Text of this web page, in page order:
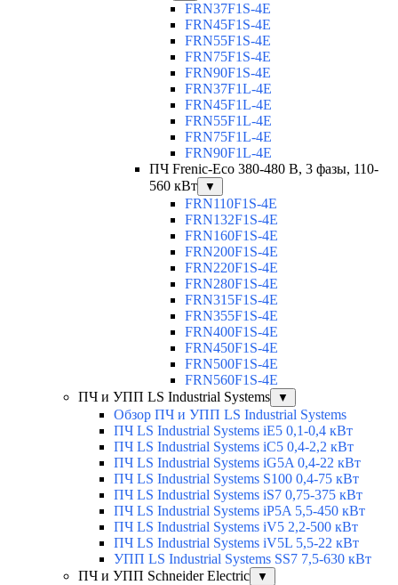
FRN37F1S-4E
FRN45F1S-4E
FRN55F1S-4E
FRN75F1S-4E
FRN90F1S-4E
FRN37F1L-4E
FRN45F1L-4E
FRN55F1L-4E
FRN75F1L-4E
FRN90F1L-4E
ПЧ Frenic-Eco 380-480 В, 3 фазы, 110-
560 кВт
▼
FRN110F1S-4E
FRN132F1S-4E
FRN160F1S-4E
FRN200F1S-4E
FRN220F1S-4E
FRN280F1S-4E
FRN315F1S-4E
FRN355F1S-4E
FRN400F1S-4E
FRN450F1S-4E
FRN500F1S-4E
FRN560F1S-4E
ПЧ и УПП LS Industrial Systems
▼
Обзор ПЧ и УПП LS Industrial Systems
ПЧ LS Industrial Systems iE5 0,1-0,4 кВт
ПЧ LS Industrial Systems iC5 0,4-2,2 кВт
ПЧ LS Industrial Systems iG5A 0,4-22 кВт
ПЧ LS Industrial Systems S100 0,4-75 кВт
ПЧ LS Industrial Systems iS7 0,75-375 кВт
ПЧ LS Industrial Systems iP5A 5,5-450 кВт
ПЧ LS Industrial Systems iV5 2,2-500 кВт
ПЧ LS Industrial Systems iV5L 5,5-22 кВт
УПП LS Industrial Systems SS7 7,5-630 кВт
ПЧ и УПП Schneider Electric
▼